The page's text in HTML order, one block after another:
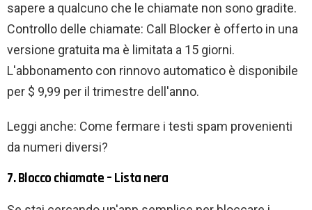
sapere a qualcuno che le chiamate non sono gradite.
Controllo delle chiamate: Call Blocker è offerto in una
versione gratuita ma è limitata a 15 giorni.
L'abbonamento con rinnovo automatico è disponibile
per $ 9,99 per il trimestre dell'anno.
Leggi anche: Come fermare i testi spam provenienti
da numeri diversi?
7. Blocco chiamate – Lista nera